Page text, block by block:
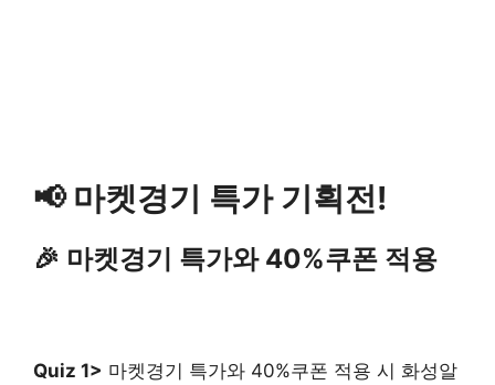
📢 마켓경기 특가 기획전!
🎉 마켓경기 특가와 40%쿠폰 적용
Quiz 1> 마켓경기 특가와 40%쿠폰 적용 시 화성알